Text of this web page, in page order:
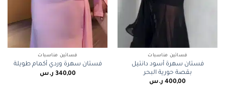
فساتين مناسبات
فستان سهرة أسود دانتيل
بقصة حورية البحر
400,00 ر.س
فساتين مناسبات
فستان سهرة وردي أكمام طويلة
340,00 ر.س